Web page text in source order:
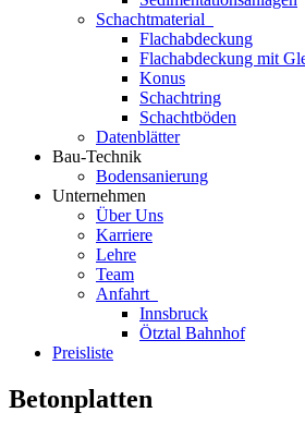
Schachtmaterial
Flachabdeckung
Flachabdeckung mit
Konus
Schachtring
Schachtböden
Datenblätter
Bau-Technik
Bodensanierung
Unternehmen
Über Uns
Karriere
Lehre
Team
Anfahrt
Innsbruck
Ötztal Bahnhof
Preisliste
Betonplatten